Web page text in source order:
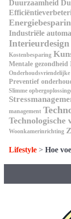
Duurzaamheid
Industriële
Interieurdesign
Kostenbesparing
Mentale gezondheid
Onderhoudsvriendelijke
Preventief
Slimme
management
Technologische
Woonkamerinrichting
Lifestyle > Hoe